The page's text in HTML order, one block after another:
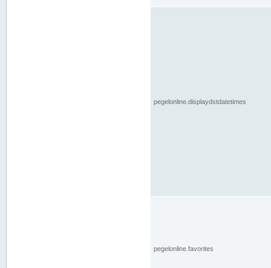
pegelonline.displaydstdatetimes
pegelonline.favorites